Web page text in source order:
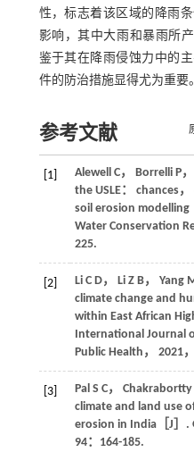
性，标志着该区域的降雨
影响，其中大雨和暴雨所产
鉴于其在降雨侵蚀力中的
件的防治措施显得尤为重要。
参考文献
[1] Alewell C， Borrelli P，
the USLE： chances
soil erosion modelling
Water Conservation
225.
[2] Li C D， Li Z B， Yang
climate change and
within East African
International Journal
Public Health ， 2021，
[3] Pal S C， Chakrabortty
climate and land use
erosion in India［J］.
94：164-185.